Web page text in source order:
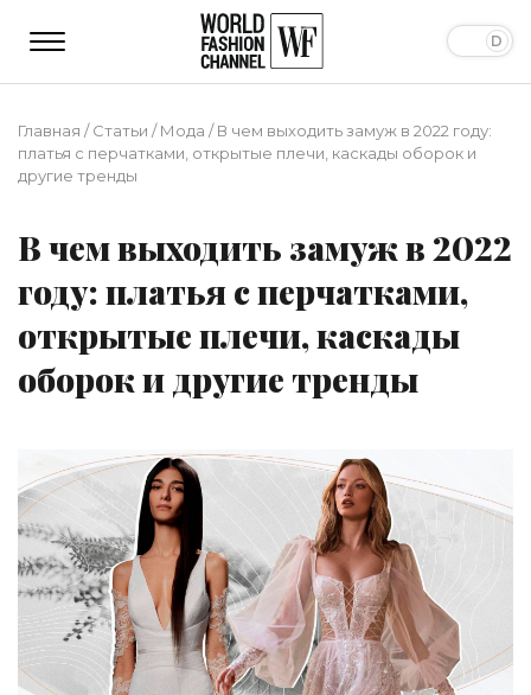
Главная /Статьи /Мода /В чем выходить замуж в 2022 году:
платья с перчатками, открытые плечи, каскады оборок и
другие тренды
В чем выходить замуж в 2022
году: платья с перчатками,
открытые плечи, каскады
оборок и другие тренды